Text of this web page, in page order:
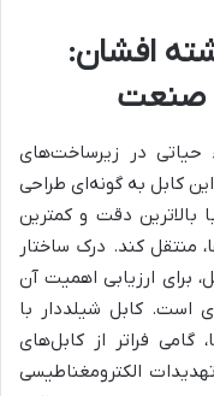
کابل شیلددار ۳ رشته افشان:
صنعت
یک جزء حیاتی در زیرساخت‌های
کابل به گونه‌ای طراحی
بالاترین دقت و کمترین
منتقل کند. درک ساختار
برای ارزیابی اهمیت آن
است. کابل شیلددار با
فراتر از کابل‌های
الکترومغناطیسی